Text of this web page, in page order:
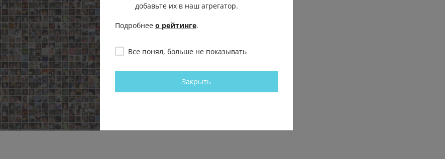
добавьте их в наш агрегатор.
Подробнее о рейтинге.
Все понял, больше не показывать
Закрыть